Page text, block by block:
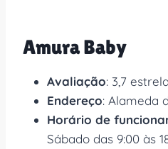
Amura Baby
Avaliação: 3,7
Endereço: Alameda
Horário de
Sábado das 9:00 às